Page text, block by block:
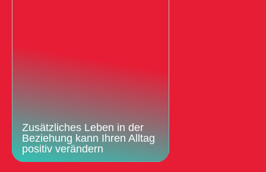
Zusätzliches Leben in der
Beziehung kann Ihren Alltag
positiv verändern